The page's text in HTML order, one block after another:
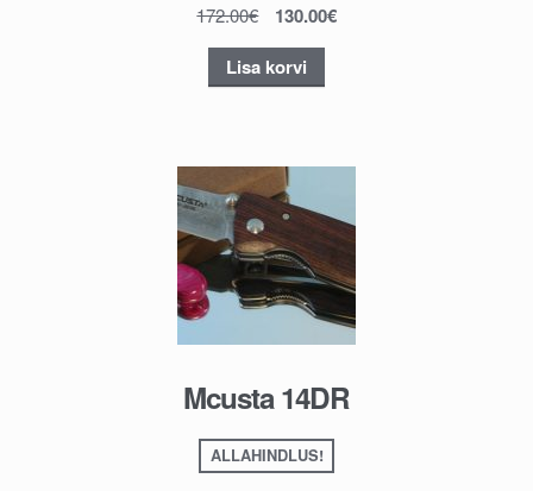
172.00€ 130.00€
Lisa korvi
Mcusta 14DR
ALLAHINDLUS!